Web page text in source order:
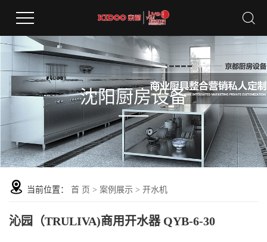
沈阳厨房设备
当前位置： 首 页 > 案例展示 > 开水机
沁园（TRULIVA)商用开水器 QYB-6-30